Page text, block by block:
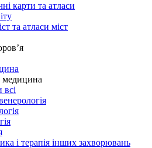
карти та атласи
та атласи міст
медицина
всі
і терапія інших захворювань